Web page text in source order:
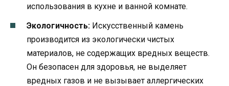
использования в кухне и ванной комнате.
Экологичность: Искусственный камень
производится из экологически чистых
материалов, не содержащих вредных веществ.
Он безопасен для здоровья, не выделяет
вредных газов и не вызывает аллергических